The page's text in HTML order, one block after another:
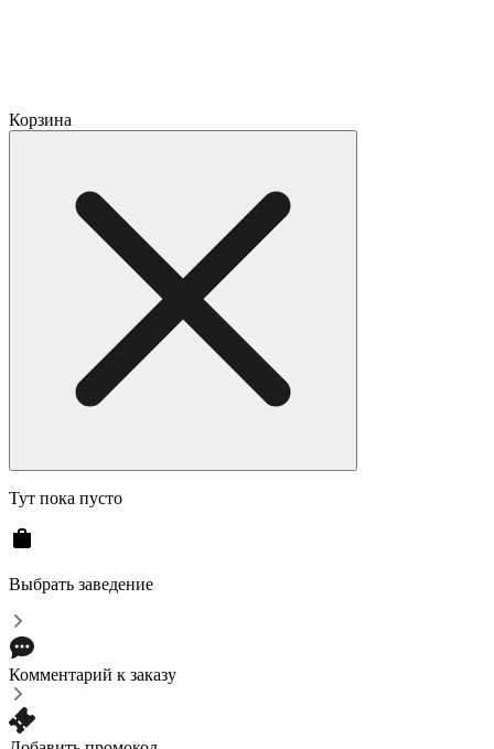
Корзина
Тут пока пусто
Выбрать заведение
Комментарий к заказу